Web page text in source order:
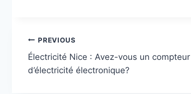
Post
navigation
PREVIOUS
Électricité Nice : Avez-vous un compteur
d’électricité électronique?